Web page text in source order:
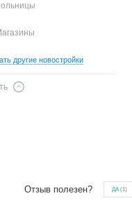
другие новостройки
Отзыв полезен? ДА(1)